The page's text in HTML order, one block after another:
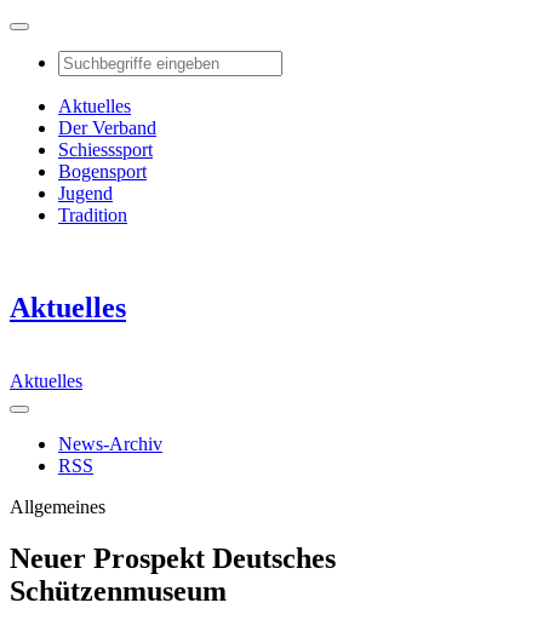
Aktuelles
Der Verband
Schiesssport
Bogensport
Jugend
Tradition
Aktuelles
Aktuelles
News-Archiv
RSS
Allgemeines
Neuer Prospekt Deutsches
Schützenmuseum